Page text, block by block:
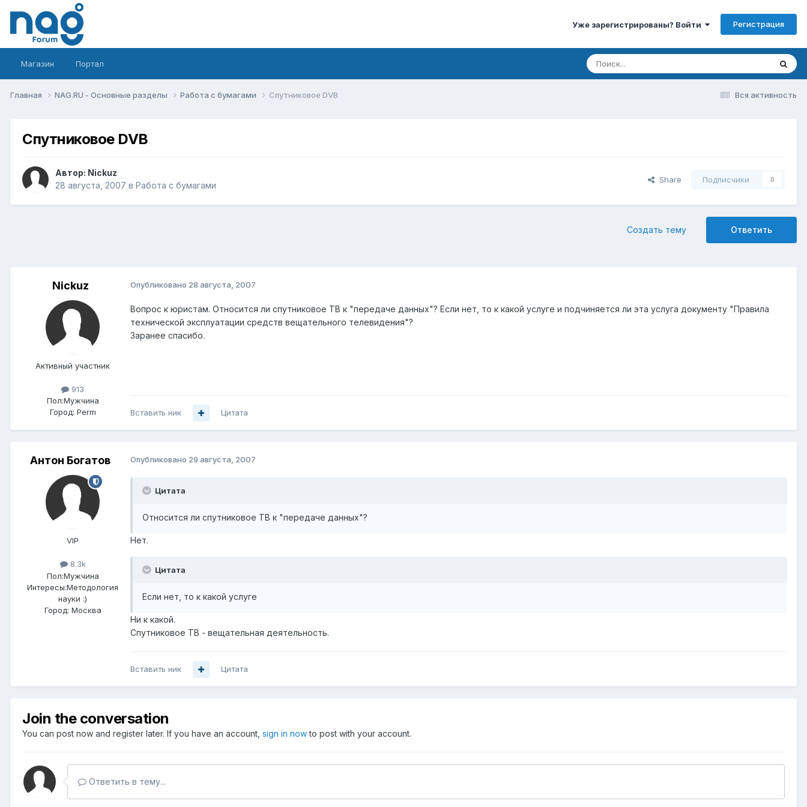
Уже зарегистрированы? Войти Регистрация
Магазин Портал
Вся активность
Главная NAG.RU - Основные разделы Работа с бумагами Спутниковое DVB
Спутниковое DVB
Автор: Nickuz
28 августа, 2007 в Работа с бумагами
Share Подписчики 0
Ответить
Создать тему
Nickuz
Активный участник
913
Пол:Мужчина
Город: Perm
Опубликовано 28 августа, 2007
Вопрос к юристам. Относится ли спутниковое ТВ к "передаче данных"? Если нет, то к какой услуге и подчиняется ли эта услуга документу "Правила
технической эксплуатации средств вещательного телевидения"?
Заранее спасибо.
Вставить ник Цитата
Антон Богатов
VIP
8.3k
Пол:Мужчина
Интересы:Методология
науки :)
Город: Москва
Опубликовано 29 августа, 2007
Цитата
Относится ли спутниковое ТВ к "передаче данных"?
Нет.
Цитата
Если нет, то к какой услуге
Ни к какой.
Спутниковое ТВ - вещательная деятельность.
Вставить ник Цитата
Join the conversation
You can post now and register later. If you have an account, sign in nowto post with your account.
Ответить в тему...